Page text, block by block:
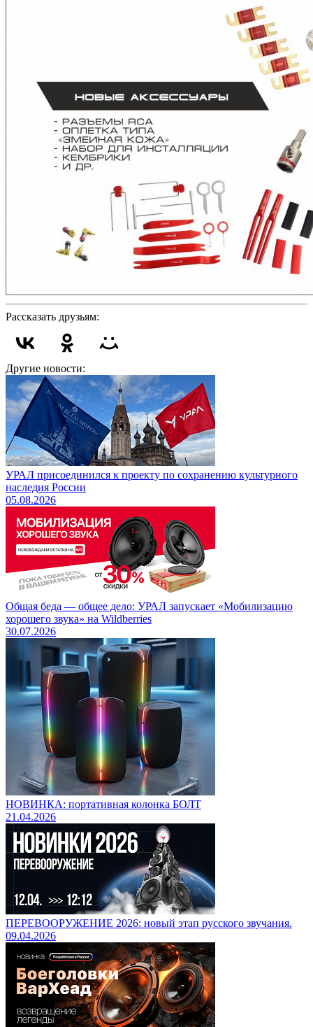
Рассказать друзьям:
Другие новости:
УРАЛ присоединился к проекту по сохранению культурного
наследия России
05.08.2026
Общая беда — общее дело: УРАЛ запускает «Мобилизацию
хорошего звука» на Wildberries
30.07.2026
НОВИНКА: портативная колонка БОЛТ
21.04.2026
ПЕРЕВООРУЖЕНИЕ 2026: новый этап русского звучания.
09.04.2026